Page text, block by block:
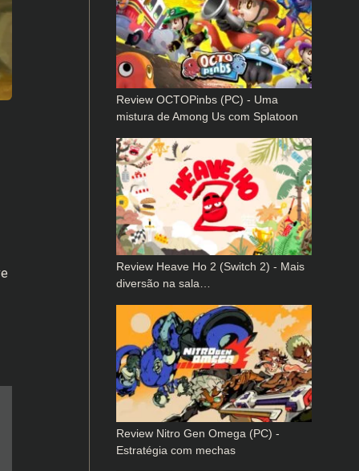
Review OCTOPinbs (PC) - Uma
mistura de Among Us com Splatoon
Review Heave Ho 2 (Switch 2) - Mais
diversão na sala…
Review Nitro Gen Omega (PC) -
Estratégia com mechas